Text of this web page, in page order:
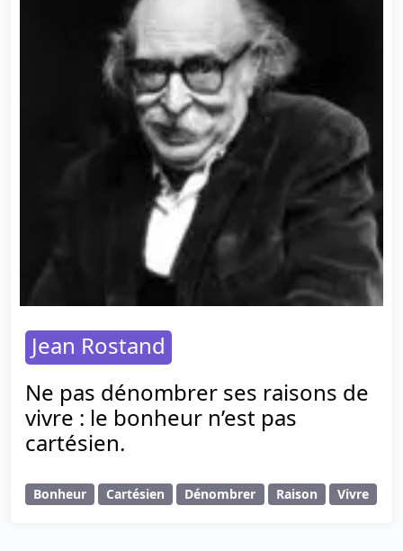
Jean Rostand
Ne pas dénombrer ses raisons de
vivre : le bonheur n’est pas
cartésien.
Bonheur Cartésien Dénombrer Raison Vivre